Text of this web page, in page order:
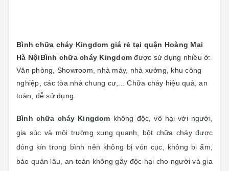
Bình chữa cháy Kingdom giá rẻ tại quận Hoàng Mai
Hà NộiBình chữa cháy Kingdom được sử dụng nhiều ở:
Văn phòng, Showroom, nhà máy, nhà xưởng, khu công
nghiệp, các tòa nhà chung cư,... Chữa cháy hiệu quả, an
toàn, dễ sử dụng.
Bình chữa cháy Kingdom không độc, vô hại với người,
gia súc và môi trường xung quanh, bột chữa cháy được
đóng kín trong bình nên không bị vón cục, không bị ẩm,
bảo quản lâu, an toàn không gây độc hại cho người và gia